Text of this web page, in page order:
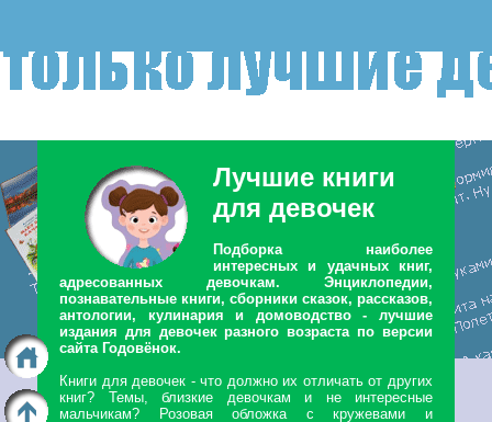
Лучшие книги
для девочек
Подборка наиболее
интересных и удачных книг,
адресованных девочкам. Энциклопедии,
познавательные книги, сборники сказок, рассказов,
антологии, кулинария и домоводство - лучшие
издания для девочек разного возраста по версии
сайта Годовёнок.
Книги для девочек - что должно их отличать от других
книг? Темы, близкие девочкам и не интересные
мальчикам? Розовая обложка с кружевами и